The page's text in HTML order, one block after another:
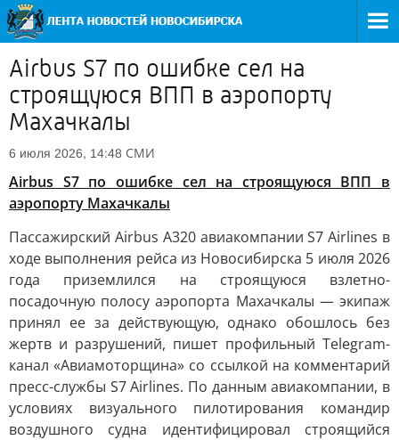
Airbus S7 по ошибке сел на
строящуюся ВПП в аэропорту
Махачкалы
6 июля 2026, 14:48 СМИ
Airbus S7 по ошибке сел на строящуюся ВПП в
аэропорту Махачкалы
Пассажирский Airbus A320 авиакомпании S7 Airlines в
ходе выполнения рейса из Новосибирска 5 июля 2026
года приземлился на строящуюся взлетно-
посадочную полосу аэропорта Махачкалы — экипаж
принял ее за действующую, однако обошлось без
жертв и разрушений, пишет профильный Telegram-
канал «Авиамоторщина» со ссылкой на комментарий
пресс-службы S7 Airlines. По данным авиакомпании, в
условиях визуального пилотирования командир
воздушного судна идентифицировал строящийся